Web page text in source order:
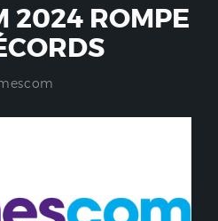
2024 ROMPE